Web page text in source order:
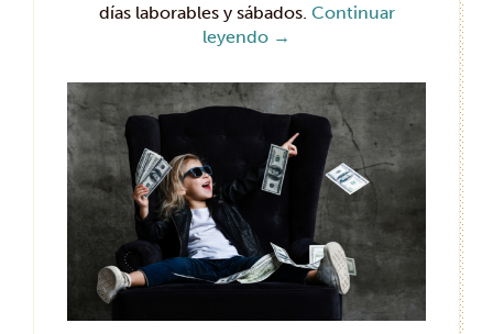
días laborables y sábados. Continuar
leyendo →